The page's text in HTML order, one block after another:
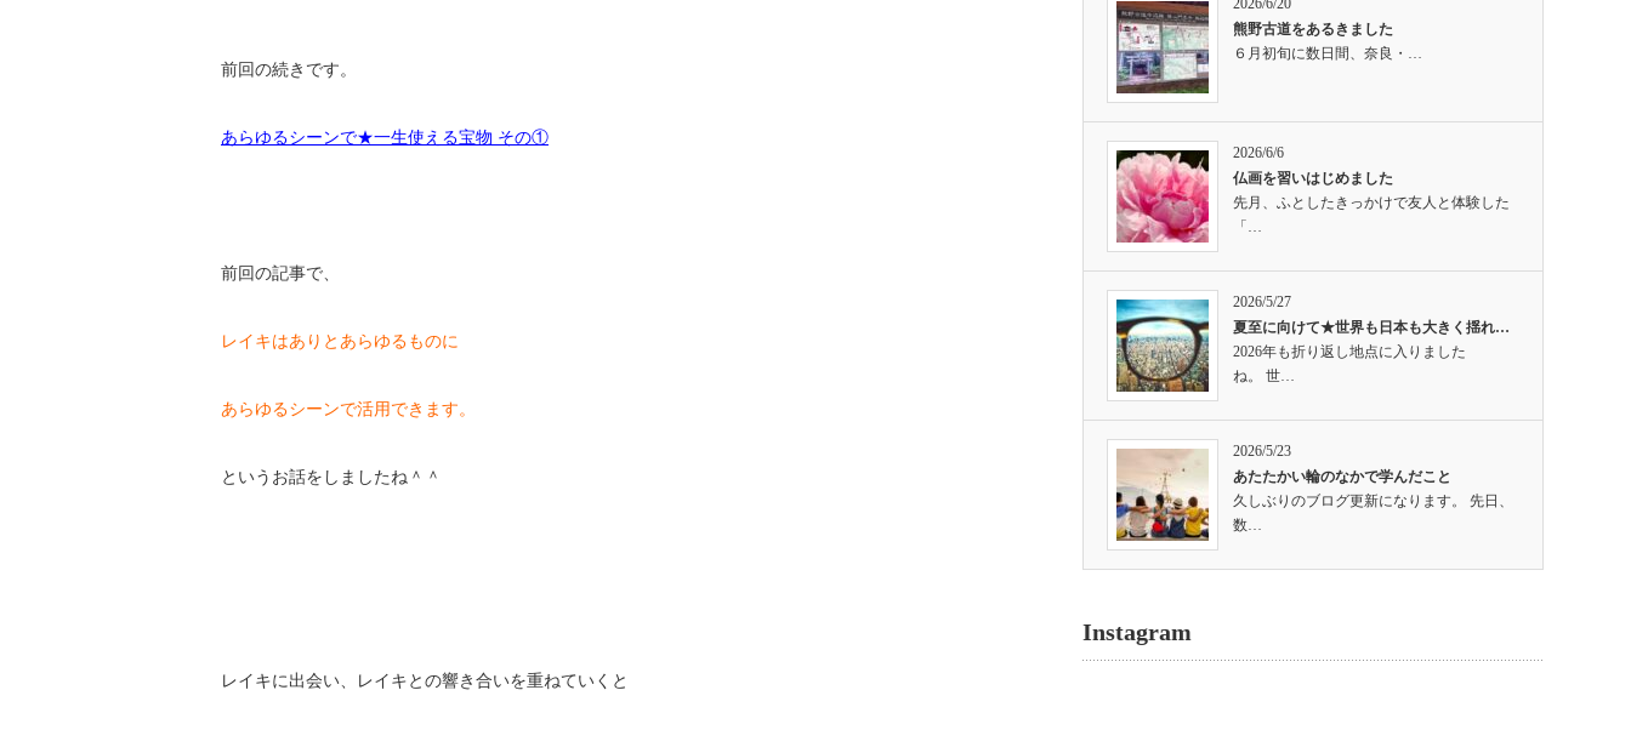
前回の続きです。
あらゆるシーンで★一生使える宝物 その①
前回の記事で、
レイキはありとあらゆるものに
あらゆるシーンで活用できます。
というお話をしましたね＾＾
レイキに出会い、レイキとの響き合いを重ねていくと
2026/6/20
熊野古道をあるきました
６月初旬に数日間、奈良・…
2026/6/6
仏画を習いはじめました
先月、ふとしたきっかけで友人と体験した
「…
2026/5/27
夏至に向けて★世界も日本も大きく揺れ…
2026年も折り返し地点に入りました
ね。 世…
2026/5/23
あたたかい輪のなかで学んだこと
久しぶりのブログ更新になります。 先日、
数…
Instagram